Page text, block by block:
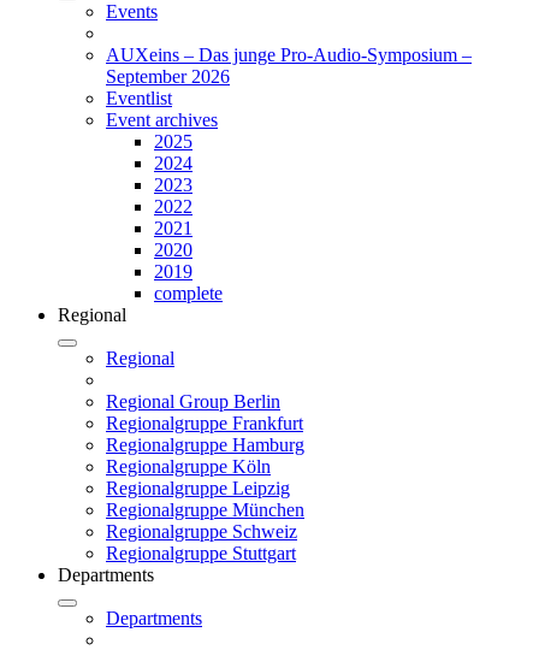
Events
AUXeins – Das junge Pro-Audio-Symposium –
September 2026
Eventlist
Event archives
2025
2024
2023
2022
2021
2020
2019
complete
Regional
Regional
Regional Group Berlin
Regionalgruppe Frankfurt
Regionalgruppe Hamburg
Regionalgruppe Köln
Regionalgruppe Leipzig
Regionalgruppe München
Regionalgruppe Schweiz
Regionalgruppe Stuttgart
Departments
Departments